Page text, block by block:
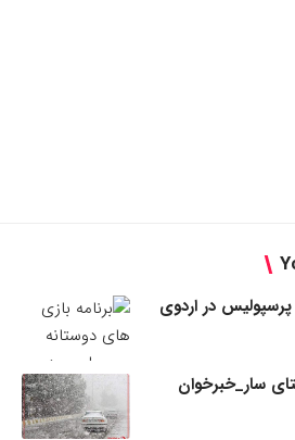
در اردوی
سار_خبرخوان